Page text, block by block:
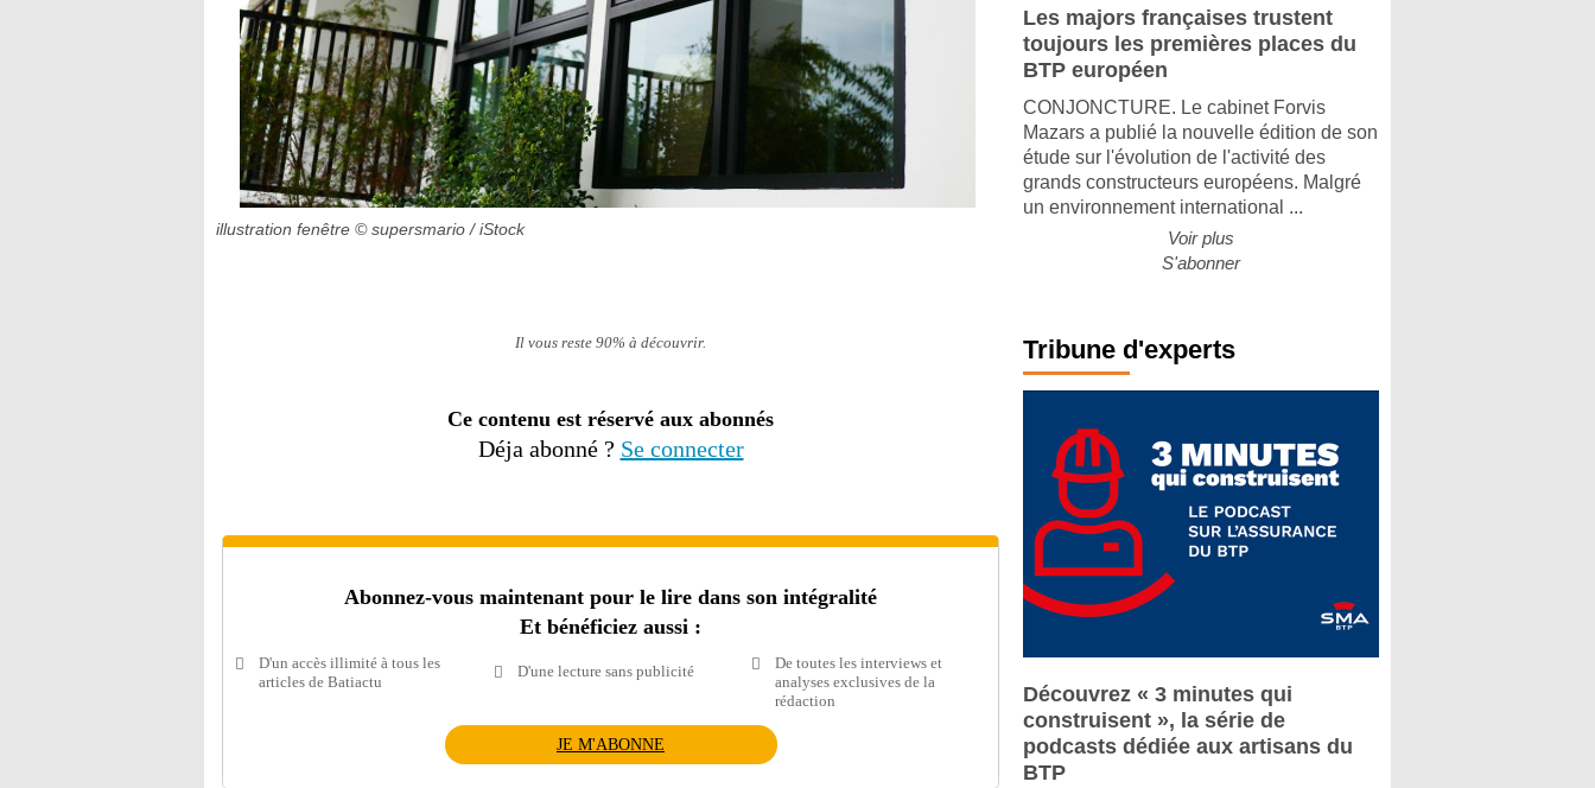
illustration fenêtre © supersmario / iStock
Il vous reste 90% à découvrir.
Ce contenu est réservé aux abonnés
Déja abonné ? Se connecter
Abonnez-vous maintenant pour le lire dans son intégralité
Et bénéficiez aussi :
D'un accès illimité à tous les
articles de Batiactu
D'une lecture sans publicité
De toutes les interviews et
analyses exclusives de la
rédaction
JE M'ABONNE
Les majors françaises trustent
toujours les premières places du
BTP européen
CONJONCTURE. Le cabinet Forvis
Mazars a publié la nouvelle édition de son
étude sur l'évolution de l'activité des
grands constructeurs européens. Malgré
un environnement international ...
Voir plus
S'abonner
Tribune d'experts
Découvrez « 3 minutes qui
construisent », la série de
podcasts dédiée aux artisans du
BTP